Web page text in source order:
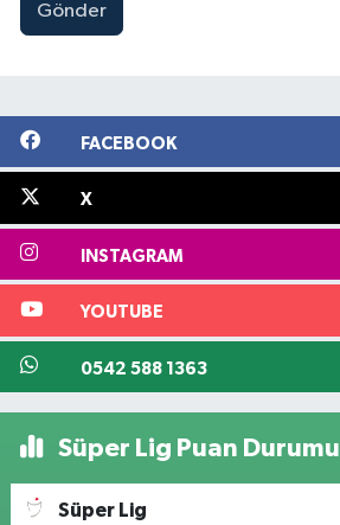
Gönder
FACEBOOK
X
INSTAGRAM
YOUTUBE
0542 588 1363
Süper Lig Puan Durumu
Süper Lig